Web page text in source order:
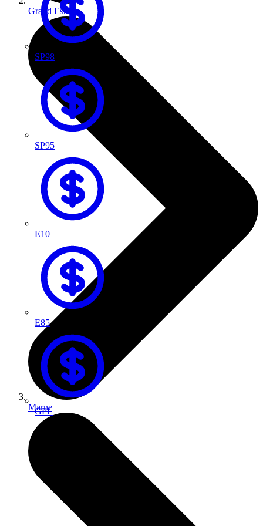
SP98
SP95
E10
E85
GPL
Grand Est
Marne